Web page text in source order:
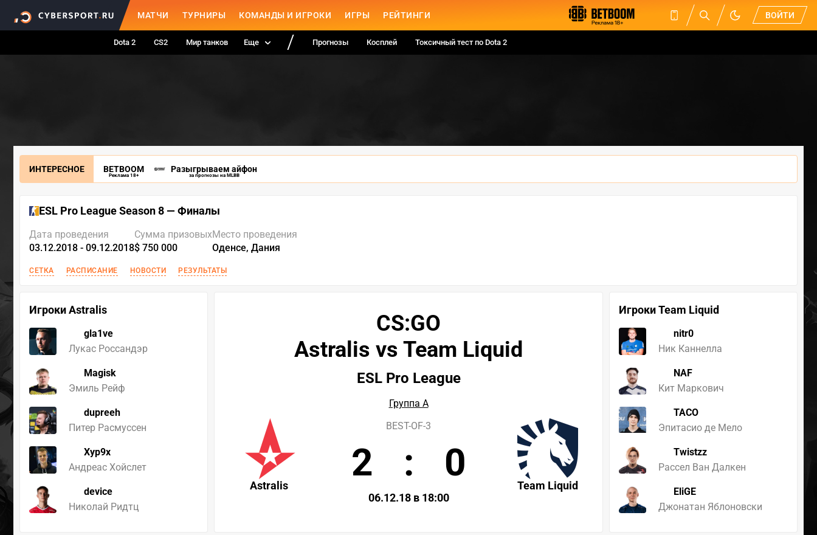
МАТЧИ ТУРНИРЫ КОМАНДЫ И ИГРОКИ ИГРЫ РЕЙТИНГИ ВОЙТИ
Dota 2 CS2 Мир танков Еще Прогнозы Косплей Токсичный тест по Dota 2
ИНТЕРЕСНОЕ BETBOOM
Реклама 18+
Разыгрываем айфон
за прогнозы на MLBB
ESL Pro League Season 8 — Финалы
Дата проведения
03.12.2018 - 09.12.2018
Сумма призовых
$ 750 000
Место проведения
Оденсе, Дания
СЕТКА РАСПИСАНИЕ НОВОСТИ РЕЗУЛЬТАТЫ
Игроки Astralis
gla1ve
Лукас Россандэр
Magisk
Эмиль Рейф
dupreeh
Питер Расмуссен
Xyp9x
Андреас Хойслет
device
Николай Ридтц
Игроки Team Liquid
nitr0
Ник Каннелла
NAF
Кит Маркович
TACO
Эпитасио де Мело
Twistzz
Рассел Ван Далкен
EliGE
Джонатан Яблоновски
CS:GO
Astralis vs Team Liquid
ESL Pro League
Группа A
Astralis Team Liquid
BEST-OF-3
2 : 0
06.12.18 в 18:00